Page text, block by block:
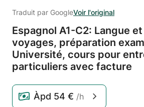
Traduit par GoogleVoir l'original
Espagnol A1-C2: Langue
voyages, préparation
Université, cours pour
particuliers avec facture
Àpd 54 € /h